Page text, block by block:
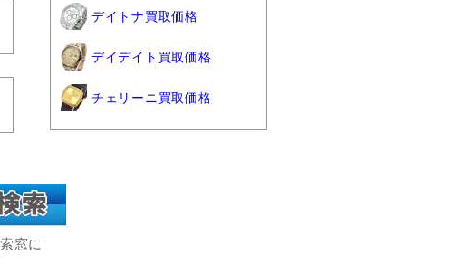
デイトナ買取価格
デイデイト買取価格
チェリーニ買取価格
窓に